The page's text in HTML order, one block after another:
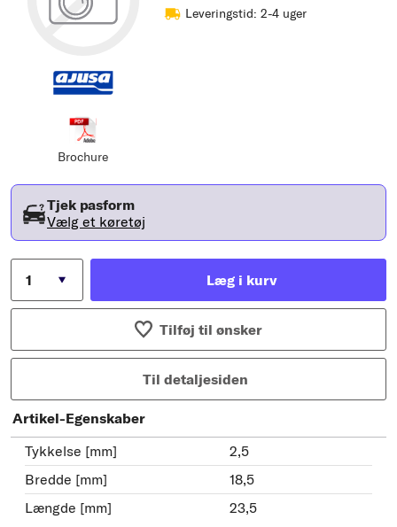
Brochure
Leveringstid: 2-4 uger
Tjek pasform
Vælg et køretøj
Læg i kurv
Tilføj til ønsker
Til detaljesiden
Artikel-Egenskaber
Tykkelse [mm]
2,5
Bredde [mm]
18,5
Længde [mm]
23,5